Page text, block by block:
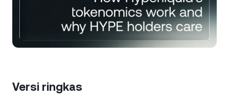
Niaga Hadapan
Kad Nexo
Klien Peribadi
USDT 0.02%
Polkadot DOT
Berita & Wawasan
Pusat Bantuan
Versi ringkas